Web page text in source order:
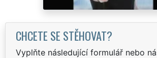
CHCETE SE STĚHOVAT?
Vyplňte následující formulář nebo